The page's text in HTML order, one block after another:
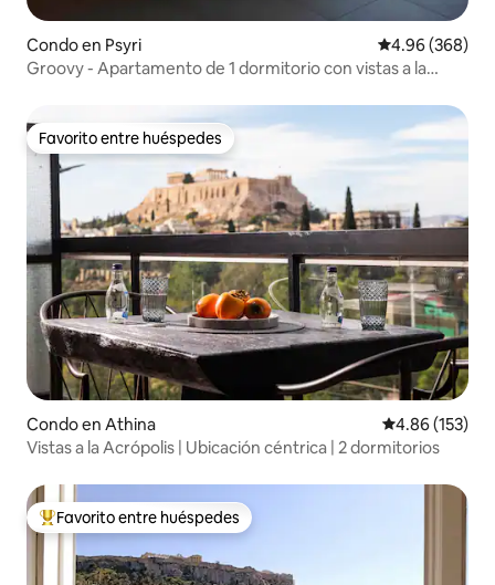
Condo en Psyri Calificación
4.96 (368)
Groovy - Apartamento de 1 dormitorio con vistas a la
Favorito entre huéspedes
Favorito entre huéspedes
Condo en Athina Calificación
4.86 (153)
Vistas a la Acrópolis | Ubicación céntrica | 2 dormitorios
Favorito entre huéspedes preferido
Favorito entre huéspedes